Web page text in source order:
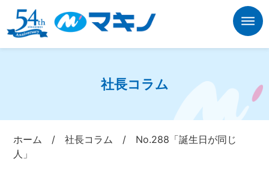
社長コラム
ホーム /社長コラム / No.288「誕生日が同じ
人」